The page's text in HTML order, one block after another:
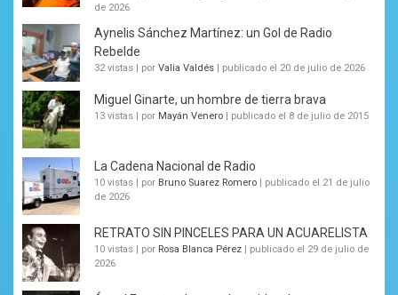
de 2026
Aynelis Sánchez Martínez: un Gol de Radio
Rebelde
32 vistas | por Valia Valdés | publicado el 20 de julio de 2026
Miguel Ginarte, un hombre de tierra brava
13 vistas | por Mayán Venero | publicado el 8 de julio de 2015
La Cadena Nacional de Radio
10 vistas | por Bruno Suarez Romero | publicado el 21 de julio
de 2026
RETRATO SIN PINCELES PARA UN ACUARELISTA
10 vistas | por Rosa Blanca Pérez | publicado el 29 de julio de
2026